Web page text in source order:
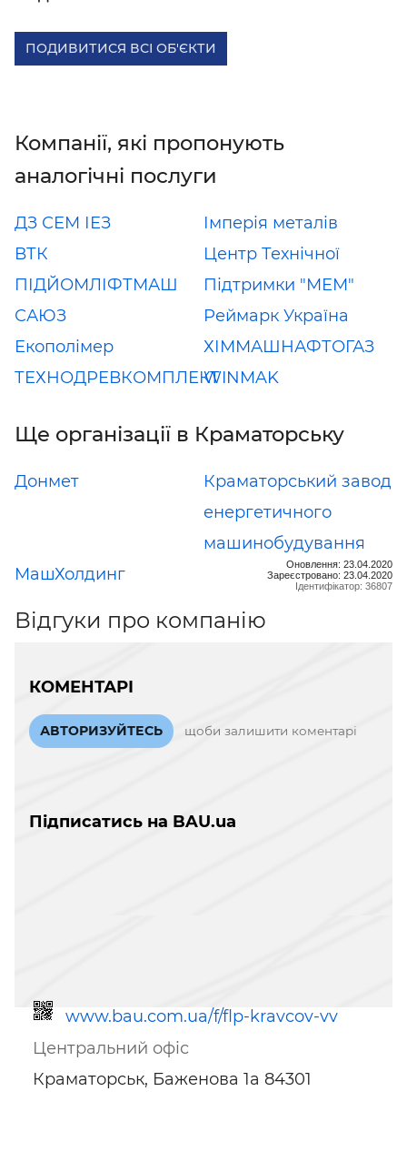
ПОДИВИТИСЯ ВСІ ОБ'ЄКТИ
Компанії, які пропонують
аналогічні послуги
ДЗ СЕМ ІЕЗ
Імперія металів
ВТК
ПІДЙОМЛІФТМАШ
Центр Технічної
Підтримки "МЕМ"
САЮЗ
Реймарк Україна
Екополімер
ХІММАШНАФТОГАЗ
ТЕХНОДРЕВКОМПЛЕКТWINMAK
Ще організації в Краматорську
Донмет
Краматорський завод
енергетичного
машинобудування
МашХолдинг
Оновлення: 23.04.2020
Зареєстровано: 23.04.2020
Ідентифікатор: 36807
Відгуки про компанію
КОМЕНТАРІ
АВТОРИЗУЙТЕСЬ щоби залишити коментарі
Підписатись на BAU.ua
www.bau.com.ua/f/flp-kravcov-vv
Центральний офіс
Краматорськ, Баженова 1а 84301